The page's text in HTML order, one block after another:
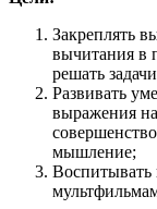
Закреплять
вычитания в
решать
Развивать
выражения
мышление;
Воспитывать